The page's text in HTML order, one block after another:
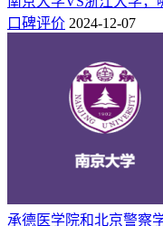
口碑评价 2024-12-07
承德医学院和北京警察